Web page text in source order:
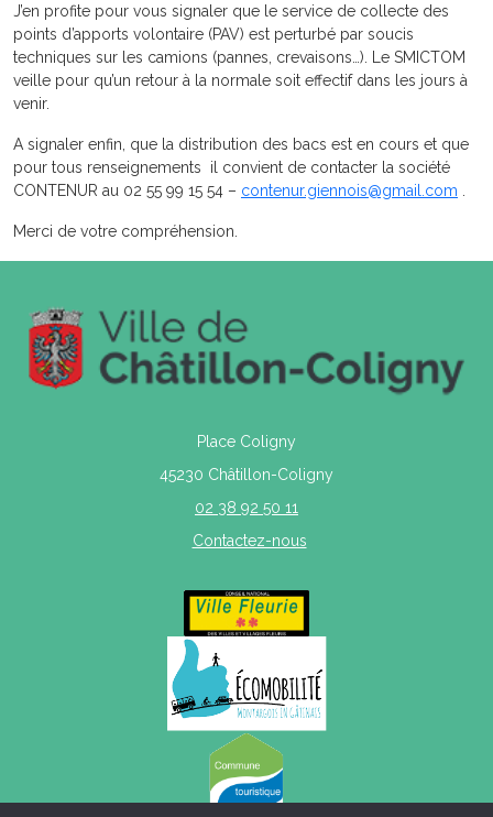
J’en profite pour vous signaler que le service de collecte des
points d’apports volontaire (PAV) est perturbé par soucis
techniques sur les camions (pannes, crevaisons…). Le SMICTOM
veille pour qu’un retour à la normale soit effectif dans les jours à
venir.
A signaler enfin, que la distribution des bacs est en cours et que
pour tous renseignements il convient de contacter la société
CONTENUR au 02 55 99 15 54 – contenur.giennois@gmail.com .
Merci de votre compréhension.
Place Coligny
45230 Châtillon-Coligny
02 38 92 50 11
Contactez-nous